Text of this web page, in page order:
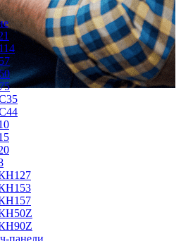
панели